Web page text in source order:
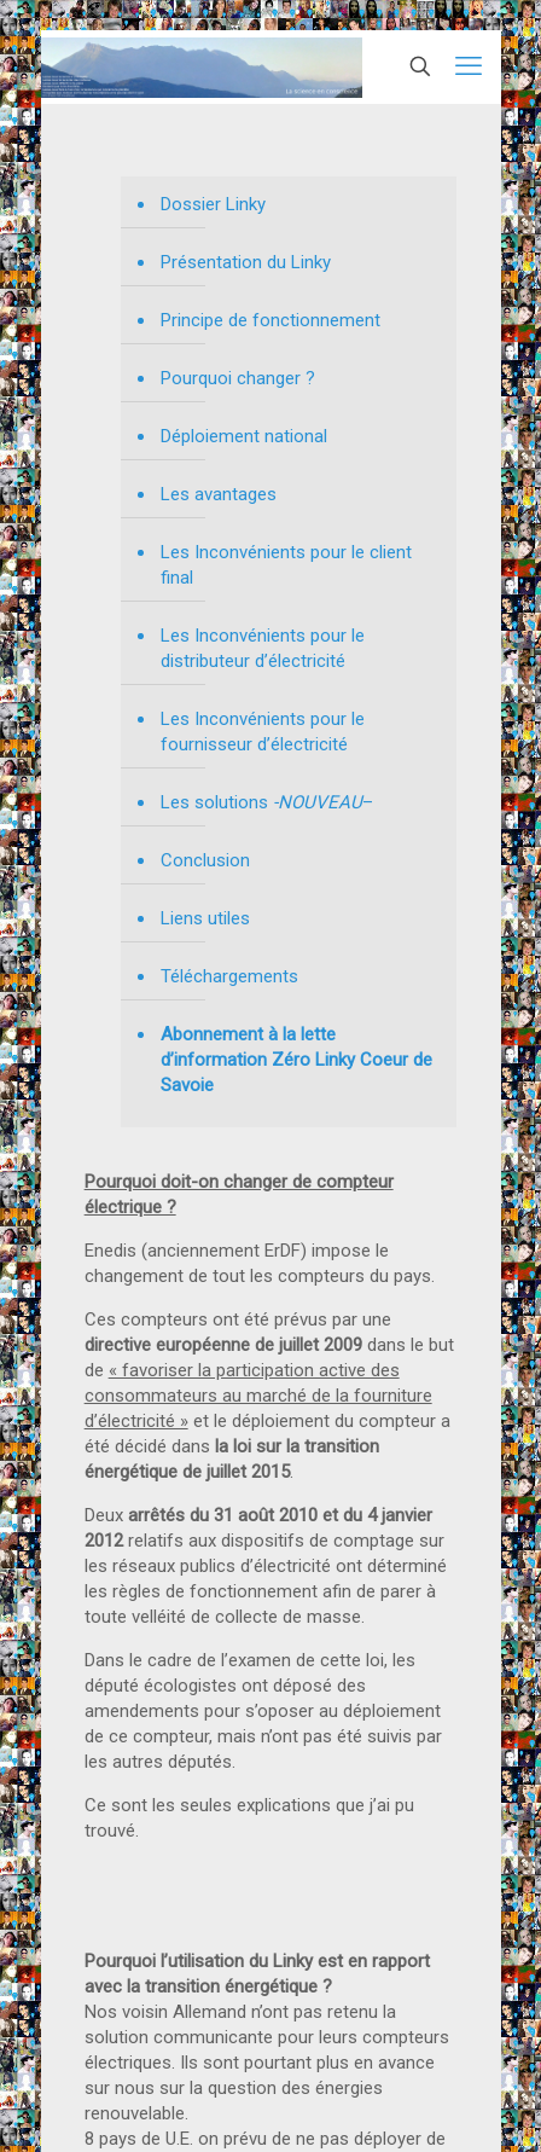
Dossier Linky
Présentation du Linky
Principe de fonctionnement
Pourquoi changer ?
Déploiement national
Les avantages
Les Inconvénients pour le client
final
Les Inconvénients pour le
distributeur d’électricité
Les Inconvénients pour le
fournisseur d’électricité
Les solutions -NOUVEAU–
Conclusion
Liens utiles
Téléchargements
Abonnement à la lette
d’information Zéro Linky Coeur de
Savoie
Pourquoi doit-on changer de compteur
électrique ?
Enedis (anciennement ErDF) impose le
changement de tout les compteurs du pays.
Ces compteurs ont été prévus par une
directive européenne de juillet 2009dans le but
de « favoriser la participation active des
consommateurs au marché de la fourniture
d’électricité »et le déploiement du compteur a
été décidé dans la loi sur la transition
énergétique de juillet 2015.
Deuxarrêtés du 31 août 2010 et du 4 janvier
2012relatifs aux dispositifs de comptage sur
les réseaux publics d’électricité ont déterminé
les règles de fonctionnement afin de parer à
toute velléité de collecte de masse.
Dans le cadre de l’examen de cette loi, les
député écologistes ont déposé des
amendements pour s’oposer au déploiement
de ce compteur, mais n’ont pas été suivis par
les autres députés.
Ce sont les seules explications que j’ai pu
trouvé.
Pourquoi l’utilisation du Linky est en rapport
avec la transition énergétique ?
Nos voisin Allemand n’ont pas retenu la
solution communicante pour leurs compteurs
électriques. Ils sont pourtant plus en avance
sur nous sur la question des énergies
renouvelable.
8 pays de U.E. on prévu de ne pas déployer de